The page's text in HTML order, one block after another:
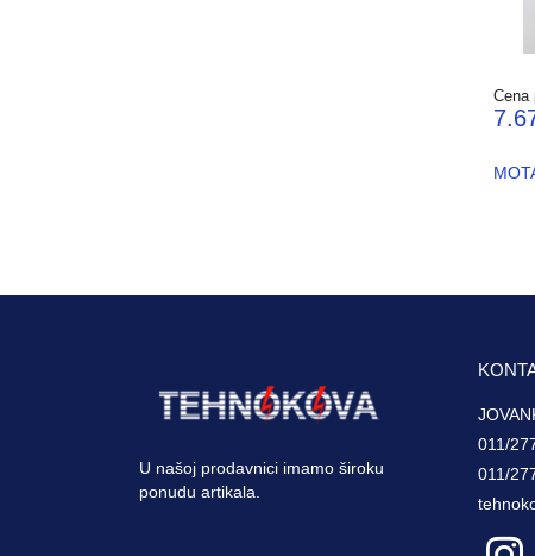
Cena
U našoj prodavnici imamo široku
ponudu artikala.
011/
011/